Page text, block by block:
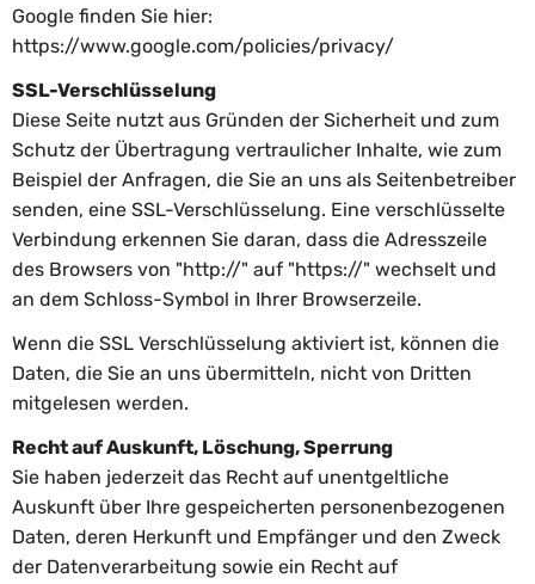
Google finden Sie hier:
https://www.google.com/policies/privacy/
SSL-Verschlüsselung
Diese Seite nutzt aus Gründen der Sicherheit und zum
Schutz der Übertragung vertraulicher Inhalte, wie zum
Beispiel der Anfragen, die Sie an uns als Seitenbetreiber
senden, eine SSL-Verschlüsselung. Eine verschlüsselte
Verbindung erkennen Sie daran, dass die Adresszeile
des Browsers von "http://" auf "https://" wechselt und
an dem Schloss-Symbol in Ihrer Browserzeile.
Wenn die SSL Verschlüsselung aktiviert ist, können die
Daten, die Sie an uns übermitteln, nicht von Dritten
mitgelesen werden.
Recht auf Auskunft, Löschung, Sperrung
Sie haben jederzeit das Recht auf unentgeltliche
Auskunft über Ihre gespeicherten personenbezogenen
Daten, deren Herkunft und Empfänger und den Zweck
der Datenverarbeitung sowie ein Recht auf